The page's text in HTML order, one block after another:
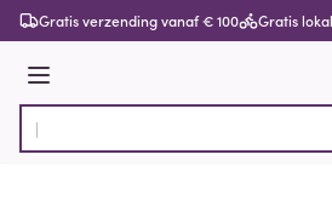
Ga naar de inhoud
Gratis verzending vanaf € 100 Gratis
Menu
Product, merk, categorie...